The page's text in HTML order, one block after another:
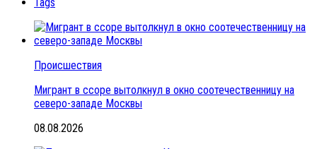
Происшествия
Мигрант в ссоре вытолкнул в окно соотечественницу на
северо-западе Москвы
08.08.2026